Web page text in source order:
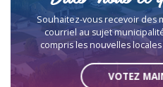
Souhaitez-vous recevoir des
courriel au sujet
compris les nouvelles
VOTEZ